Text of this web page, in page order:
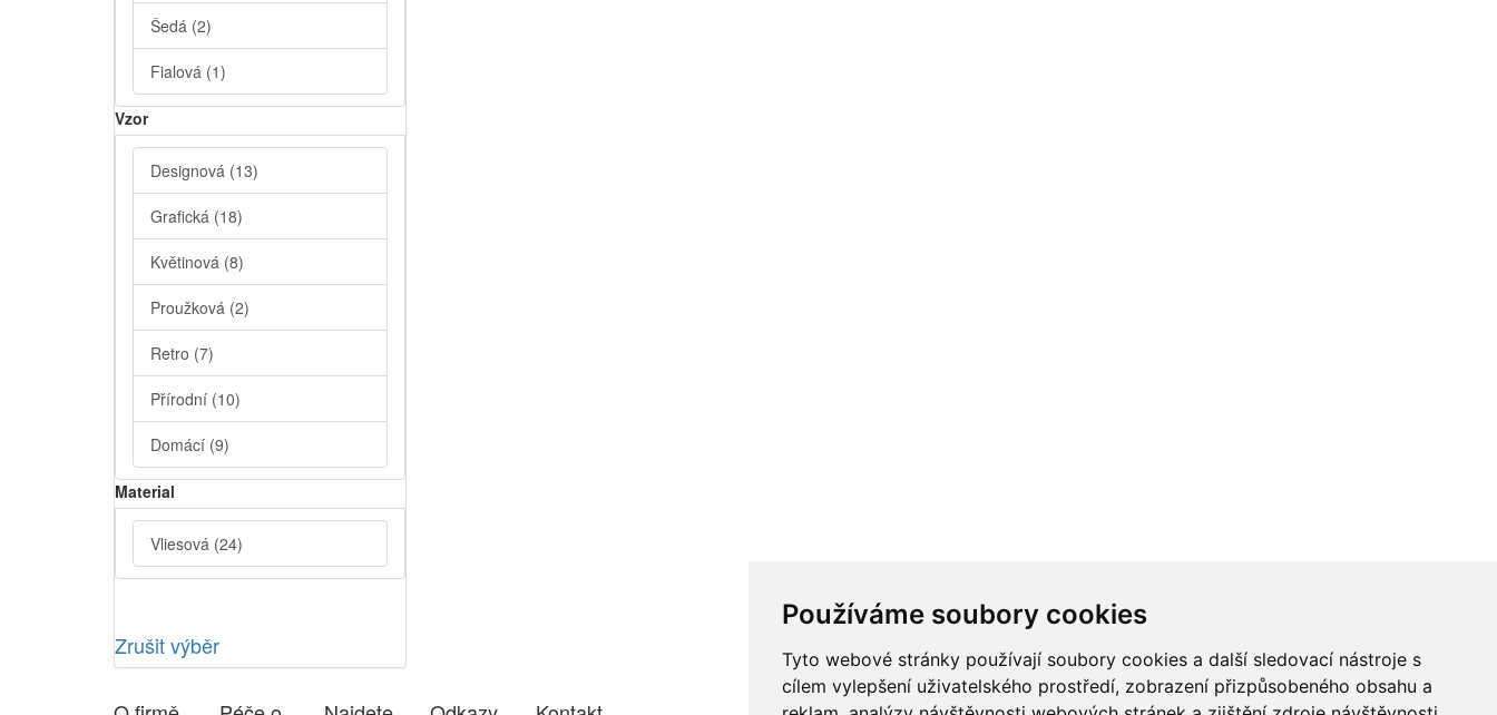
Používáme soubory cookies
Tyto webové stránky používají soubory cookies a další sledovací nástroje s
cílem vylepšení uživatelského prostředí, zobrazení přizpůsobeného obsahu a
Šedá (2)
Fialová (1)
Vzor
Designová (13)
Grafická (18)
Květinová (8)
Proužková (2)
Retro (7)
Přírodní (10)
Domácí (9)
Material
Vliesová (24)
Zrušit výběr